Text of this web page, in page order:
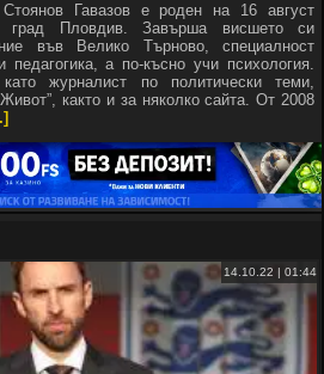
Стоянов Гавазов е роден на 16 август
град Пловдив. Завърша висшето си
във Велико Търново, специалност
педагогика, а по-късно учи психология.
журналист по политически теми,
както и за няколко сайта. От 2008
14.10.22 | 01:44